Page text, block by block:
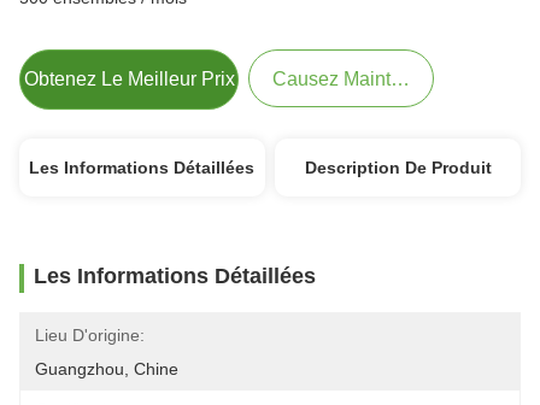
Obtenez Le Meilleur Prix Causez Maintenant
Les Informations Détaillées Description De Produit
Les Informations Détaillées
Lieu D'origine:
Guangzhou, Chine